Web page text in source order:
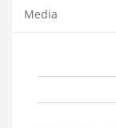
Media